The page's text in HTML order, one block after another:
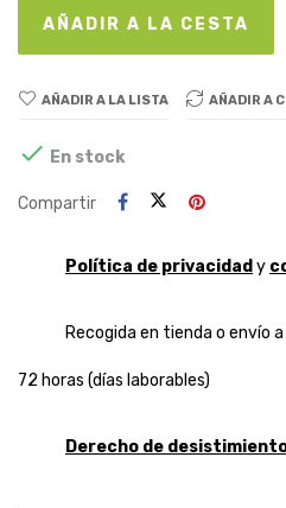
AÑADIR A LA CESTA
AÑADIR A LA LISTA AÑADIR A
 En stock
Compartir
Política de privacidad y
Recogida en tienda o envío
72 horas (días laborables)
Derecho de